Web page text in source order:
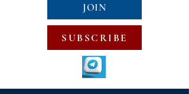
JOIN
SUBSCRIBE